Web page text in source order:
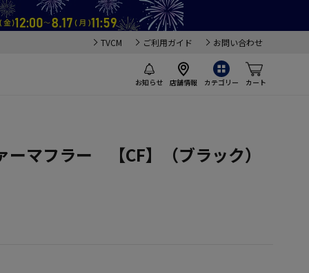
TVCM ご利用ガイド お問い合わせ
お知らせ 店舗情報 カテゴリー カート
ーマフラー 【CF】（ブラック）